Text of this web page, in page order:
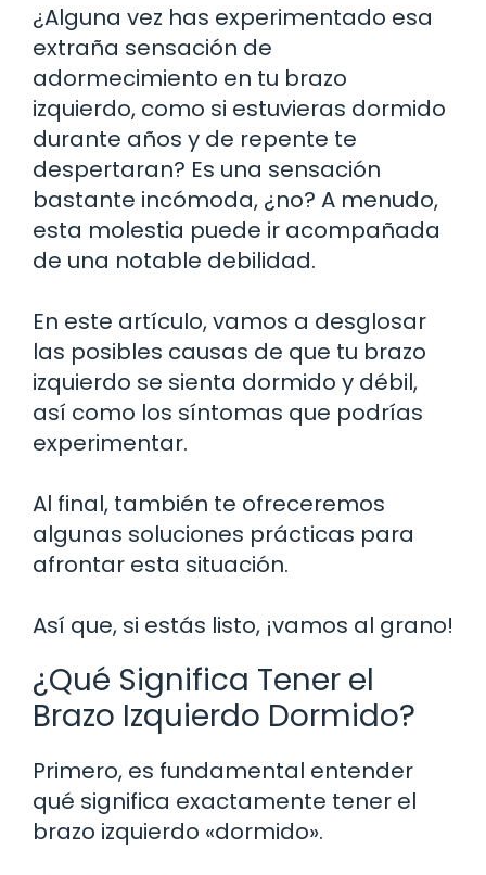
¿Alguna vez has experimentado esa
extraña sensación de
adormecimiento en tu brazo
izquierdo, como si estuvieras dormido
durante años y de repente te
despertaran? Es una sensación
bastante incómoda, ¿no? A menudo,
esta molestia puede ir acompañada
de una notable debilidad.
En este artículo, vamos a desglosar
las posibles causas de que tu brazo
izquierdo se sienta dormido y débil,
así como los síntomas que podrías
experimentar.
Al final, también te ofreceremos
algunas soluciones prácticas para
afrontar esta situación.
Así que, si estás listo, ¡vamos al grano!
¿Qué Significa Tener el
Brazo Izquierdo Dormido?
Primero, es fundamental entender
qué significa exactamente tener el
brazo izquierdo «dormido».